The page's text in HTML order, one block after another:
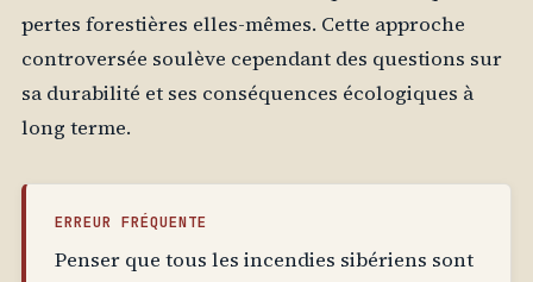
pertes forestières elles-mêmes. Cette approche
controversée soulève cependant des questions sur
sa durabilité et ses conséquences écologiques à
long terme.
ERREUR FRÉQUENTE
Penser que tous les incendies sibériens sont